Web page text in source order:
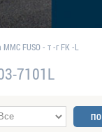
FUSO - т -г FK -L
7101L